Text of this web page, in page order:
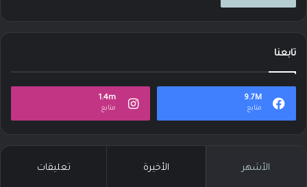
تابعنا
9.7M
متابع
1.4m
متابع
الأشهر الأخيرة تعليقات